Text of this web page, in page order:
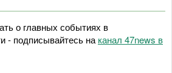
о главных событиях в
- подписывайтесь на канал 47news в